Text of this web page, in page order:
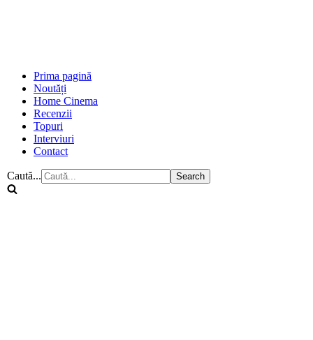
Prima pagină
Noutăți
Home Cinema
Recenzii
Topuri
Interviuri
Contact
Caută...